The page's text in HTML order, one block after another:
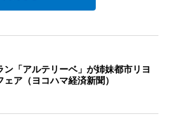
ン「アルテリーベ」が姉妹都市リヨ
ア（ヨコハマ経済新聞）